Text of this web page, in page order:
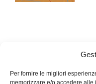
Per fornire le migliori
memorizzare e/o accedere